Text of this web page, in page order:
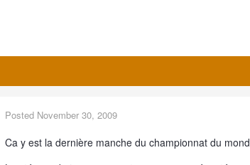
Posted November 30, 2009
Ca y est la dernière manche du championnat du